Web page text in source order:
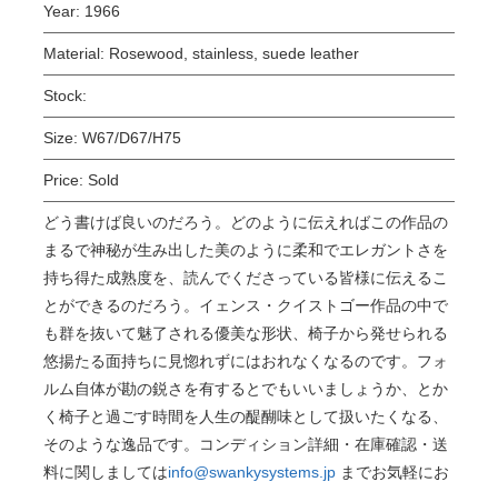
Year: 1966
Material: Rosewood, stainless, suede leather
Stock:
Size: W67/D67/H75
Price: Sold
どう書けば良いのだろう。どのように伝えればこの作品の
まるで神秘が生み出した美のように柔和でエレガントさを
持ち得た成熟度を、読んでくださっている皆様に伝えるこ
とができるのだろう。イェンス・クイストゴー作品の中で
も群を抜いて魅了される優美な形状、椅子から発せられる
悠揚たる面持ちに見惚れずにはおれなくなるのです。フォ
ルム自体が勘の鋭さを有するとでもいいましょうか、とか
く椅子と過ごす時間を人生の醍醐味として扱いたくなる、
そのような逸品です。コンディション詳細・在庫確認・送
料に関しましてはinfo@swankysystems.jp までお気軽にお